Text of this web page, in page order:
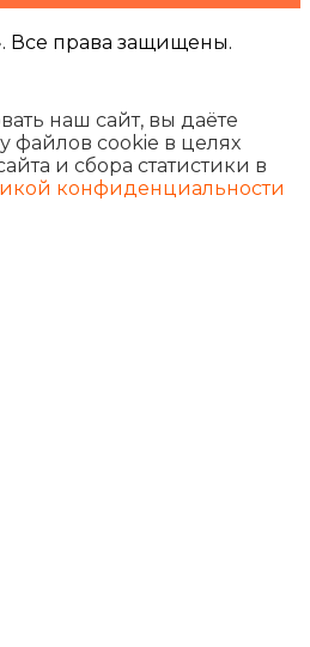
права защищены.
наш сайт, вы даёте
файлов cookie в целях
и сбора статистики в
конфиденциальности